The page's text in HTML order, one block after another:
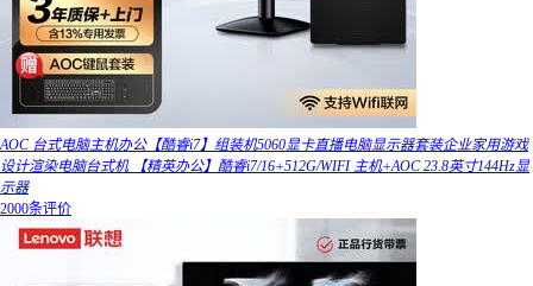
AOC 台式电脑主机办公【酷睿i7】组装机5060显卡直播电脑显示器套装企业家用游戏
设计渲染电脑台式机 【精英办公】酷睿i7/16+512G/WIFI 主机+AOC 23.8英寸144Hz显
示器
2000条评价